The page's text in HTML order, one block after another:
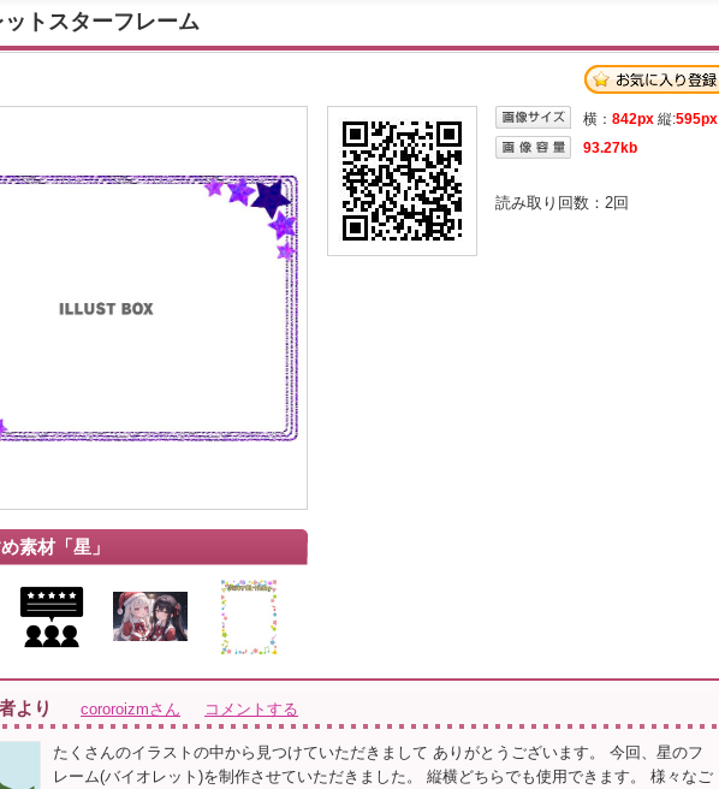
トスターフレーム
素材「星」
横： 842px 縦:595px
93.27kb
読み取り回数： 2回
より cororoizmさん コメントする
たくさんのイラストの中から見つけていただきまして ありがとうございます。 今回、星のフ
レーム(バイオレット)を制作させていただきました。 縦横どちらでも使用できます。 様々なご